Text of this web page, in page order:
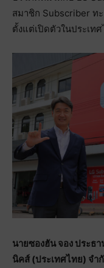
สมาชิก Subscriber ท
ตั้งแต่เปิดตัวในประเท
นายซองฮัน จอง ประธ
นิคส์ (ประเทศไทย) จำ